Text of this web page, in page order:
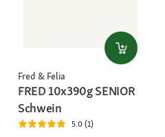
Fred & Felia
FRED 10x390g SENIOR
Schwein
5.0 (1)